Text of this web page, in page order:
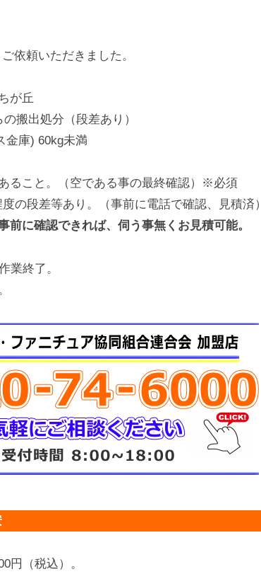
依頼いただきました。
が丘
搬出処分（段差あり）
庫) 60kg未満
ること。（空である事の最終確認）※必須
の段差等あり。（事前に電話で確認、見積済）
に確認できれば、伺う事無くお見積可能。
業終了。
円（税込）。